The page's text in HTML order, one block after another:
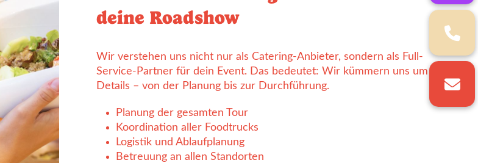
deine Roadshow
Wir verstehen uns nicht nur als Catering-Anbieter, sondern als Full-
Service-Partner für dein Event. Das bedeutet: Wir kümmern uns um alle
Details – von der Planung bis zur Durchführung.
Planung der gesamten Tour
Koordination aller Foodtrucks
Logistik und Ablaufplanung
Betreuung an allen Standorten